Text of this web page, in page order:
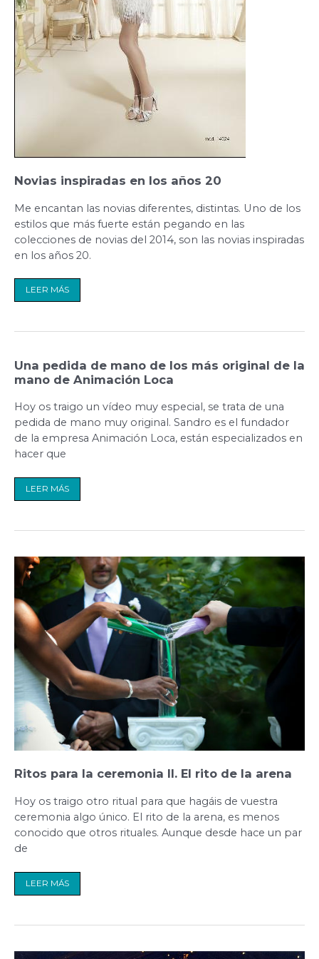
Novias inspiradas en los años 20
Me encantan las novias diferentes, distintas. Uno de los
estilos que más fuerte están pegando en las
colecciones de novias del 2014, son las novias inspiradas
en los años 20.
LEER MÁS
Una pedida de mano de los más original de la
mano de Animación Loca
Hoy os traigo un vídeo muy especial, se trata de una
pedida de mano muy original. Sandro es el fundador
de la empresa Animación Loca, están especializados en
hacer que
pedida
de
mano
más
original
de
mano
Animación
LEER MÁS
Ritos para la ceremonia II. El rito de la arena
Hoy os traigo otro ritual para que hagáis de vuestra
ceremonia algo único. El rito de la arena, es menos
conocido que otros rituales. Aunque desde hace un par
de
Ritos
para
la
ceremonia
rito
de
la
arena
LEER MÁS
Como